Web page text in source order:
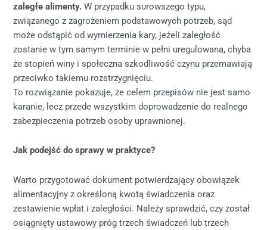
zaległe alimenty.W przypadku surowszego typu,
związanego z zagrożeniem podstawowych potrzeb, sąd
może odstąpić od wymierzenia kary, jeżeli zaległość
zostanie w tym samym terminie w pełni uregulowana, chyba
że stopień winy i społeczna szkodliwość czynu przemawiają
przeciwko takiemu rozstrzygnięciu.
To rozwiązanie pokazuje, że celem przepisów nie jest samo
karanie, lecz przede wszystkim doprowadzenie do realnego
zabezpieczenia potrzeb osoby uprawnionej.
Jak podejść do sprawy w praktyce?
Warto przygotować dokument potwierdzający obowiązek
alimentacyjny z określoną kwotą świadczenia oraz
zestawienie wpłat i zaległości. Należy sprawdzić, czy został
osiągnięty ustawowy próg trzech świadczeń lub trzech